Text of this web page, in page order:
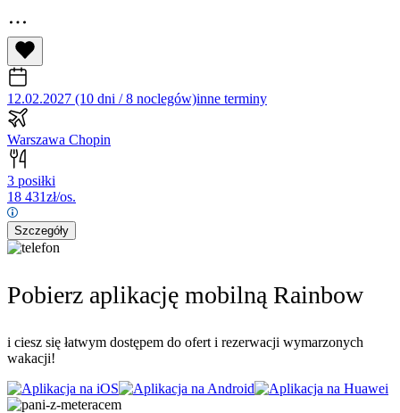
12.02.2027 (10 dni / 8 noclegów)inne terminy
Warszawa Chopin
3 posiłki
18 431zł/os.
Szczegóły
Pobierz aplikację mobilną Rainbow
i ciesz się łatwym dostępem do ofert i rezerwacji wymarzonych
wakacji!